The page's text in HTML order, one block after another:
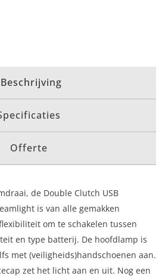
Beschrijving
Offerte
de Double Clutch USB
is van alle gemakken
om te schakelen tussen
en type batterij. De hoofdlamp is
met (veiligheids)handschoenen aan.
zet het licht aan en uit. Nog een